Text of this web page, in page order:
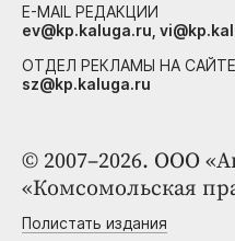
© 2007–2026. ООО
«Комсомольская
Полистать издания
E-MAIL РЕДАКЦИИ
ev@kp.kaluga.ru,
ОТДЕЛ РЕКЛАМЫ НА САЙТЕ
sz@kp.kaluga.ru